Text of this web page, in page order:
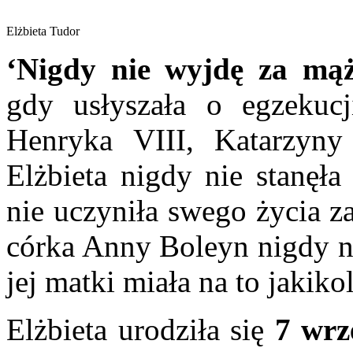
Elżbieta Tudor
‘Nigdy nie wyjdę za
gdy usłyszała o
Henryka VIII, Katarzyny
Elżbieta nigdy nie
nie uczyniła swego życia
córka Anny Boleyn nigdy
jej matki miała na to
Elżbieta urodziła się 7